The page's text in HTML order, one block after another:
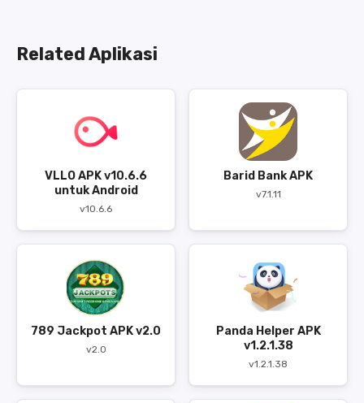
Related Aplikasi
VLLO APK v10.6.6
untuk Android
v10.6.6
Barid Bank APK
v7.1.11
789 Jackpot APK v2.0
v2.0
Panda Helper APK
v1.2.1.38
v1.2.1.38